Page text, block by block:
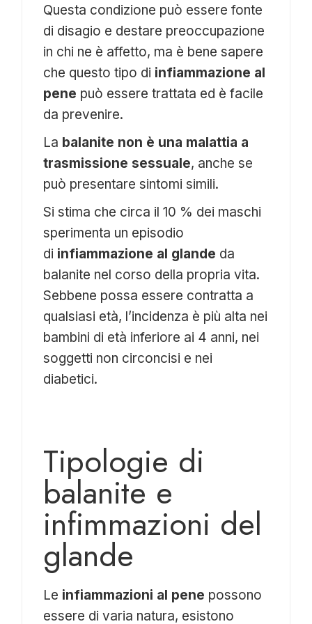
Questa condizione può essere fonte
di disagio e destare preoccupazione
in chi ne è affetto, ma è bene sapere
che questo tipo di infiammazione al
pene può essere trattata ed è facile
da prevenire.
La balanite non è una malattia a
trasmissione sessuale, anche se
può presentare sintomi simili.
Si stima che circa il 10 % dei maschi
sperimenta un episodio
di infiammazione al glande da
balanite nel corso della propria vita.
Sebbene possa essere contratta a
qualsiasi età, l’incidenza è più alta nei
bambini di età inferiore ai 4 anni, nei
soggetti non circoncisi e nei
diabetici.
Tipologie di
balanite e
infimmazioni del
glande
Le infiammazioni al pene possono
essere di varia natura, esistono